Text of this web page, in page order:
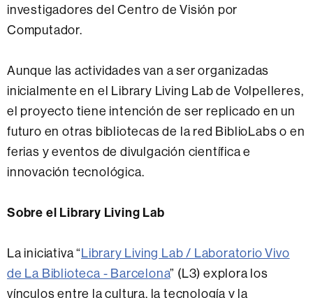
investigadores del Centro de Visión por
Computador.
Aunque las actividades van a ser organizadas
inicialmente en el Library Living Lab de Volpelleres,
el proyecto tiene intención de ser replicado en un
futuro en otras bibliotecas de la red BiblioLabs o en
ferias y eventos de divulgación científica e
innovación tecnológica.
Sobre el Library Living Lab
La iniciativa “Library Living Lab / Laboratorio Vivo
de La Biblioteca - Barcelona” (L3) explora los
vínculos entre la cultura, la tecnología y la